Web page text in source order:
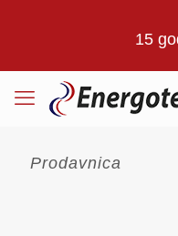
15
Prodavnica